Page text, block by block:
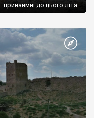
принаймні до цього літа.